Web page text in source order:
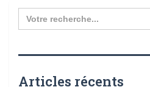
Search
for:
Articles récents